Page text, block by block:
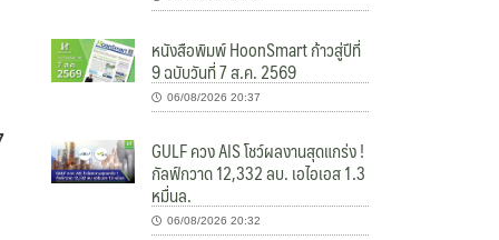
หนังสือพิมพ์ HoonSmart ก้าวสู่ปีที่
9 ฉบับวันที่ 7 ส.ค. 2569
06/08/2026 20:37
GULF ควง AIS โชว์ผลงานสุดแกร่ง !
กัลฟ์กวาด 12,332 ลบ. เอไอเอส 1.3
หมื่นล.
06/08/2026 20:32